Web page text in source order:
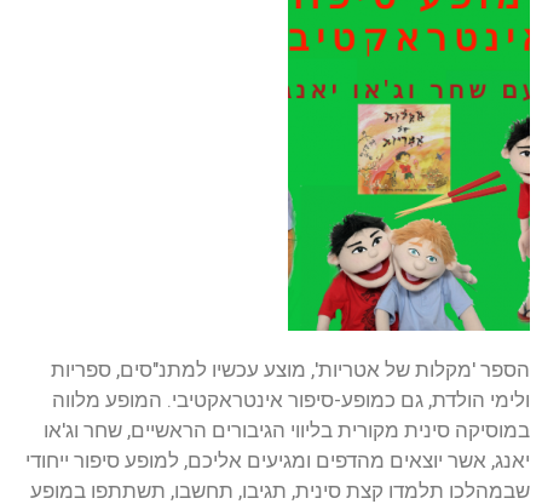
הספר 'מקלות של אטריות', מוצע עכשיו למתנ"סים, ספריות
ולימי הולדת, גם כמופע-סיפור אינטראקטיבי. המופע מלווה
במוסיקה סינית מקורית בליווי הגיבורים הראשיים, שחר וג'או
יאנג, אשר יוצאים מהדפים ומגיעים אליכם, למופע סיפור ייחודי
שבמהלכו תלמדו קצת סינית, תגיבו, תחשבו, תשתתפו במופע